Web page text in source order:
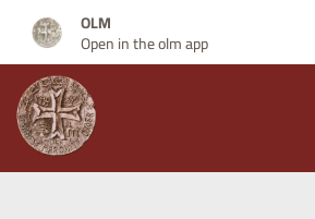
OLM
Open in the olm app